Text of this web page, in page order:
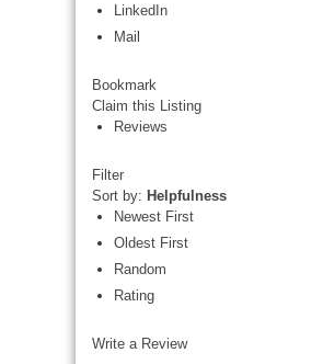
LinkedIn
Mail
Bookmark
Claim this Listing
Reviews
Filter
Sort by: Helpfulness
Newest First
Oldest First
Random
Rating
Write a Review